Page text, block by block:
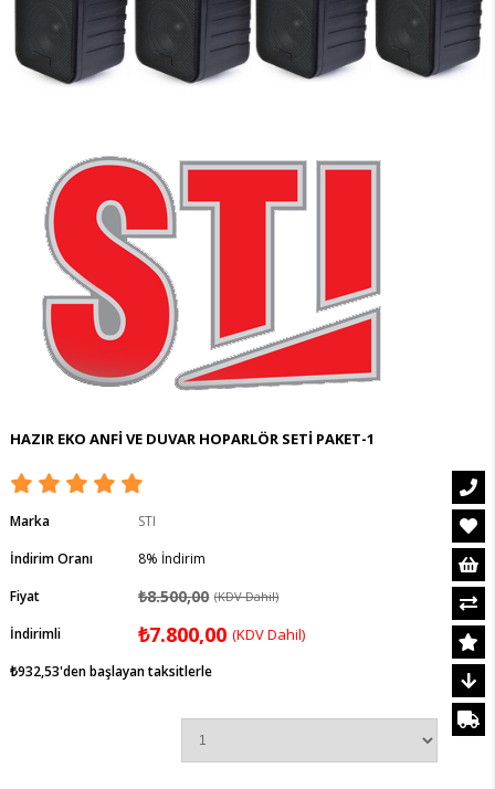
HAZIR EKO ANFİ VE DUVAR HOPARLÖR SETİ PAKET-1
Marka
STI
İndirim Oranı
%
8
İndirim
Fiyat
₺8.500,00 (KDV Dahil)
İndirimli ₺7.800,00 (KDV Dahil)
₺932,53'den başlayan taksitlerle